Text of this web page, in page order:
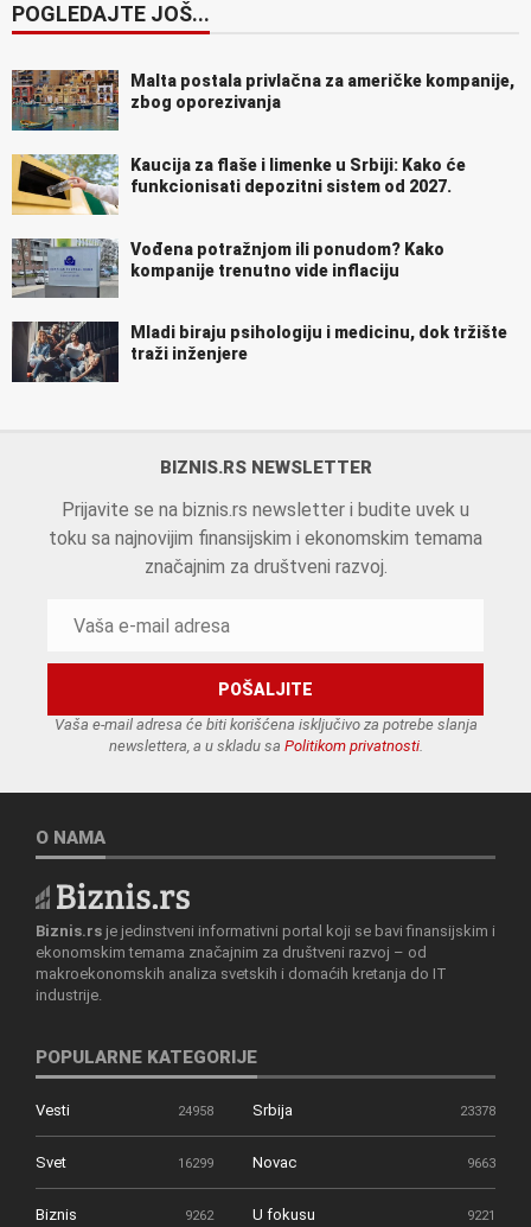
POGLEDAJTE JOŠ...
Malta postala privlačna za američke kompanije,
zbog oporezivanja
Kaucija za flaše i limenke u Srbiji: Kako će
funkcionisati depozitni sistem od 2027.
Vođena potražnjom ili ponudom? Kako
kompanije trenutno vide inflaciju
Mladi biraju psihologiju i medicinu, dok tržište
traži inženjere
BIZNIS.RS NEWSLETTER
Prijavite se na biznis.rs newsletter i budite uvek u
toku sa najnovijim finansijskim i ekonomskim temama
značajnim za društveni razvoj.
Vaša e-mail adresa će biti korišćena isključivo za potrebe slanja
newslettera, a u skladu sa Politikom privatnosti.
O NAMA
Biznis.rs je jedinstveni informativni portal koji se bavi finansijskim i
ekonomskim temama značajnim za društveni razvoj – od
makroekonomskih analiza svetskih i domaćih kretanja do IT
industrije.
POPULARNE KATEGORIJE
Vesti 24958 Srbija 23378
Svet 16299 Novac 9663
Biznis 9262 U fokusu 9221